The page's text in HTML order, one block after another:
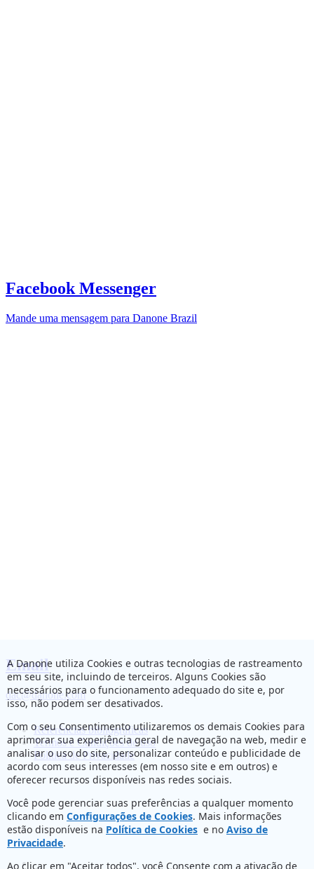
Facebook Messenger
Mande uma mensagem para Danone Brazil
Email
dac@danone.com
Referências bibliográficas
Termos e Condições de uso
Política de Privacidade
A Danone utiliza Cookies e outras tecnologias de rastreamento
em seu site, incluindo de terceiros. Alguns Cookies são
necessários para o funcionamento adequado do site e, por
isso, não podem ser desativados.
Com o seu Consentimento utilizaremos os demais Cookies para
aprimorar sua experiência geral de navegação na web, medir e
analisar o uso do site, personalizar conteúdo e publicidade de
acordo com seus interesses (em nosso site e em outros) e
oferecer recursos disponíveis nas redes sociais.
Você pode gerenciar suas preferências a qualquer momento
clicando em Configurações de Cookies. Mais informações
estão disponíveis na Política de Cookies e no Aviso de
Privacidade.
Ao clicar em "Aceitar todos", você Consente com a ativação de